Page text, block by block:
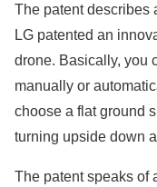
The patent describes
LG patented an
drone. Basically, you
manually or
choose a flat ground
turning upside down
The patent speaks of